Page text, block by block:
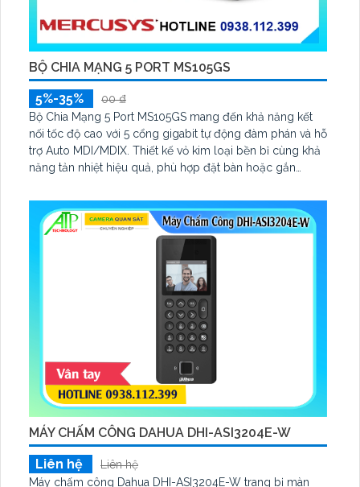
BỘ CHIA MẠNG 5 PORT MS105GS
5%-35%
00 ₫
Bộ Chia Mạng 5 Port MS105GS mang đến khả năng kết
nối tốc độ cao với 5 cổng gigabit tự động đàm phán và hỗ
trợ Auto MDI/MDIX. Thiết kế vỏ kim loại bền bỉ cùng khả
năng tản nhiệt hiệu quả, phù hợp đặt bàn hoặc gắn
MÁY CHẤM CÔNG DAHUA DHI-ASI3204E-W
Liên hệ
Liên hệ
Máy chấm công Dahua DHI-ASI3204E-W trang bị màn